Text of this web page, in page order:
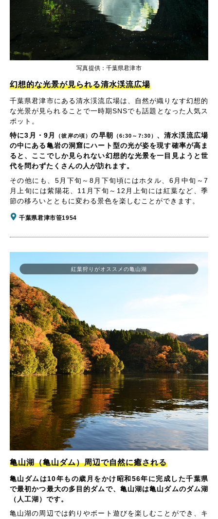
写真提供：千葉県君津市
幻想的な光景が見られる清水渓流広場
千葉県君津市にある清水渓流広場は、自然が織りなす幻想的
な光景が見られることで一時期SNSでも話題となった人気ス
ポット。
特に3月・9月
（彼岸の頃）の早朝 （6:30～7:30） 、清水渓流広場
の中にある亀岩の洞窟にハート型の光が姿を現す確率が高ま
ると、ここでしか見られない幻想的な光景を一目見ようと世
代を問わずたくさんの人が訪れます。
その他にも、5月下旬～8月下旬頃にはホタル、6月中旬～7
月上旬には紫陽花、11月下旬～12月上旬には紅葉など、季
節の移ろいとともに変わる景色を楽しむことができます。
千葉県君津市笹1954
亀山湖（亀山ダム）周辺で自然に癒される
亀山ダムは10年もの歳月をかけ昭和56年に完成した千葉県
で最初かつ最大の多目的ダムで、亀山湖は亀山ダムのダム湖
（人工湖）です。
亀山湖の周辺では釣りやボート遊びを楽しむことができ、キ
紅葉狩りがオススメの亀山湖